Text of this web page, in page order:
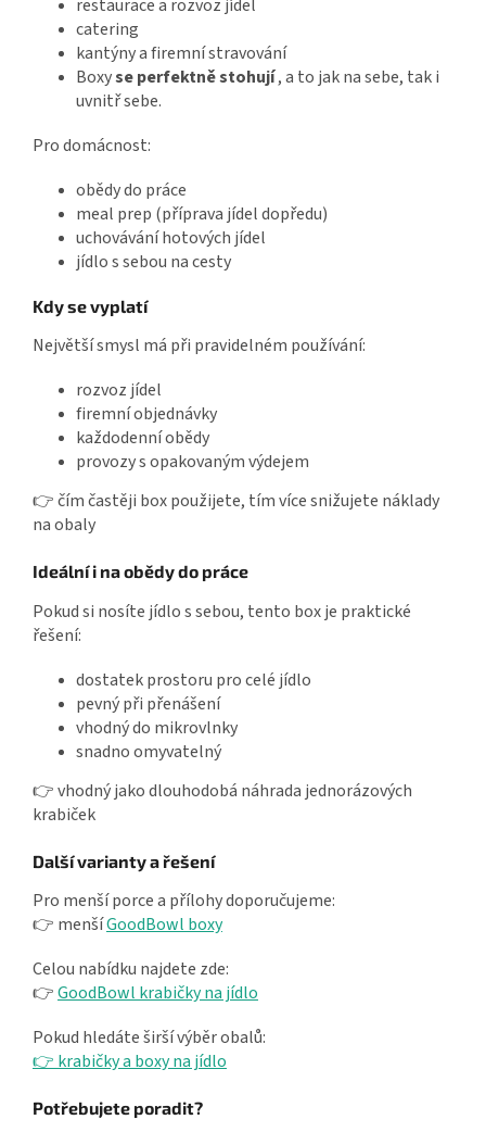
restaurace a rozvoz jídel
catering
kantýny a firemní stravování
Boxyse perfektně stohují, a to jak na sebe, tak i
uvnitř sebe.
Pro domácnost:
obědy do práce
meal prep (příprava jídel dopředu)
uchovávání hotových jídel
jídlo s sebou na cesty
Kdy se vyplatí
Největší smysl má při pravidelném používání:
rozvoz jídel
firemní objednávky
každodenní obědy
provozy s opakovaným výdejem
👉 čím častěji box použijete, tím více snižujete náklady
na obaly
Ideální i na obědy do práce
Pokud si nosíte jídlo s sebou, tento box je praktické
řešení:
dostatek prostoru pro celé jídlo
pevný při přenášení
vhodný do mikrovlnky
snadno omyvatelný
👉 vhodný jako dlouhodobá náhrada jednorázových
krabiček
Další varianty a řešení
Pro menší porce a přílohy doporučujeme:
👉 menšíGoodBowl boxy
Celou nabídku najdete zde:
👉GoodBowl krabičky na jídlo
Pokud hledáte širší výběr obalů:
👉 krabičky a boxy na jídlo
Potřebujete poradit?